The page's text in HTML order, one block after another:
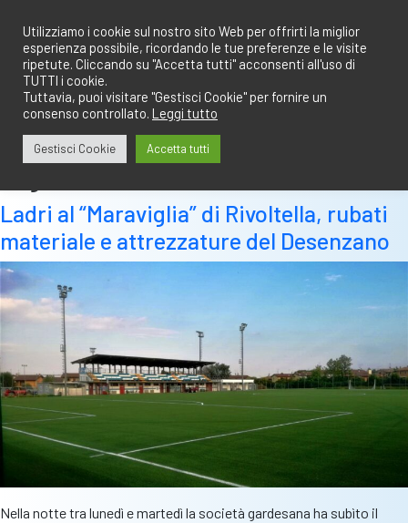
contenuto
Ladri al “Maraviglia” di Rivoltella, rubati
materiale e attrezzature del Desenzano
Nella notte tra lunedì e martedì la società gardesana ha subìto il
Utilizziamo i cookie sul nostro sito Web per offrirti la miglior
esperienza possibile, ricordando le tue preferenze e le visite
ripetute. Cliccando su "Accetta tutti" acconsenti all'uso di
TUTTI i cookie.
Tuttavia, puoi visitare "Gestisci Cookie" per fornire un
consenso controllato. Leggi tutto
Gestisci Cookie Accetta tutti